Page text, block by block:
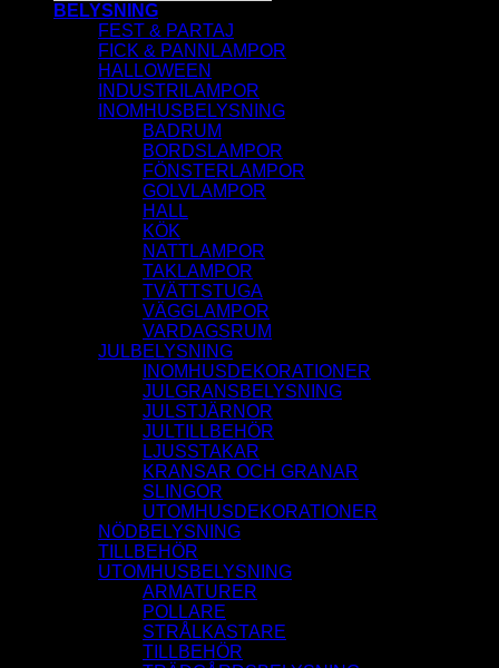
BELYSNING
FEST & PARTAJ
FICK & PANNLAMPOR
HALLOWEEN
INDUSTRILAMPOR
INOMHUSBELYSNING
BADRUM
BORDSLAMPOR
FÖNSTERLAMPOR
GOLVLAMPOR
HALL
KÖK
NATTLAMPOR
TAKLAMPOR
TVÄTTSTUGA
VÄGGLAMPOR
VARDAGSRUM
JULBELYSNING
INOMHUSDEKORATIONER
JULGRANSBELYSNING
JULSTJÄRNOR
JULTILLBEHÖR
LJUSSTAKAR
KRANSAR OCH GRANAR
SLINGOR
UTOMHUSDEKORATIONER
NÖDBELYSNING
TILLBEHÖR
UTOMHUSBELYSNING
ARMATURER
POLLARE
STRÅLKASTARE
TILLBEHÖR